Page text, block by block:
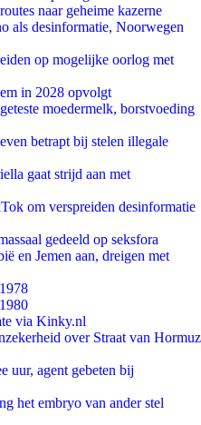
naar geheime kazerne
als desinformatie, Noorwegen
op mogelijke oorlog met
in 2028 opvolgt
moedermelk, borstvoeding
betrapt bij stelen illegale
gaat strijd aan met
om verspreiden desinformatie
gedeeld op seksfora
en Jemen aan, dreigen met
via Kinky.nl
over Straat van Hormuz
uur, agent gebeten bij
het embryo van ander stel